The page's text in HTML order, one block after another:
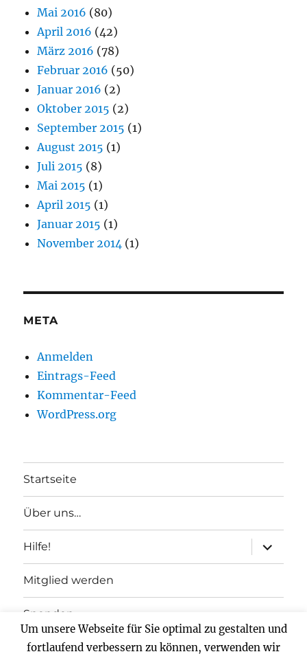
Mai 2016 (80)
April 2016 (42)
März 2016 (78)
Februar 2016 (50)
Januar 2016 (2)
Oktober 2015 (2)
September 2015 (1)
August 2015 (1)
Juli 2015 (8)
Mai 2015 (1)
April 2015 (1)
Januar 2015 (1)
November 2014 (1)
META
Anmelden
Eintrags-Feed
Kommentar-Feed
WordPress.org
Startseite
Über uns…
Hilfe!
anzeigen
Mitglied werden
Spenden
Impressum
Um unsere Webseite für Sie optimal zu gestalten und
fortlaufend verbessern zu können, verwenden wir